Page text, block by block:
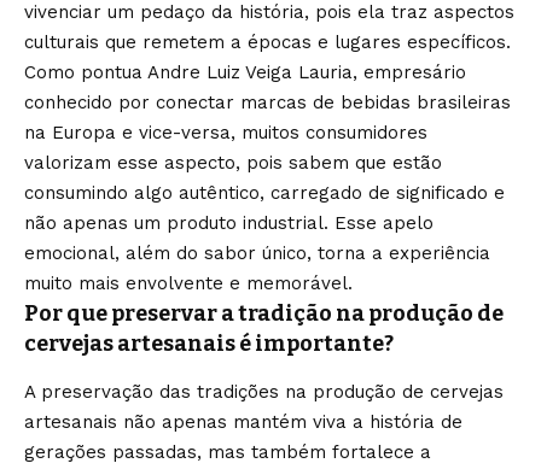
vivenciar um pedaço da história, pois ela traz aspectos
culturais que remetem a épocas e lugares específicos.
Como pontua Andre Luiz Veiga Lauria, empresário
conhecido por conectar marcas de bebidas brasileiras
na Europa e vice-versa, muitos consumidores
valorizam esse aspecto, pois sabem que estão
consumindo algo autêntico, carregado de significado e
não apenas um produto industrial. Esse apelo
emocional, além do sabor único, torna a experiência
muito mais envolvente e memorável.
Por que preservar a tradição na produção de
cervejas artesanais é importante?
A preservação das tradições na produção de cervejas
artesanais não apenas mantém viva a história de
gerações passadas, mas também fortalece a